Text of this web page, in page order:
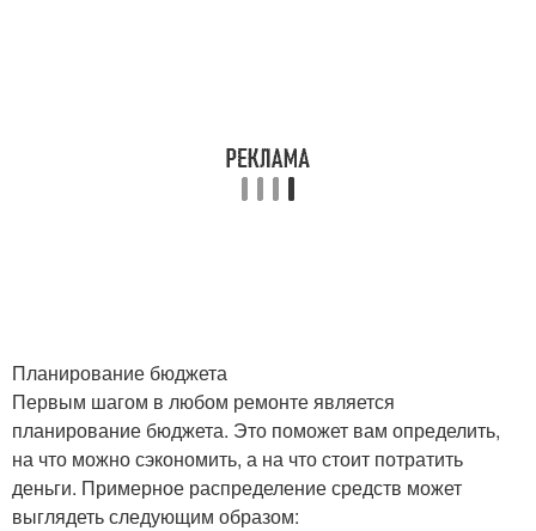
Планирование бюджета
Первым шагом в любом ремонте является
планирование бюджета. Это поможет вам определить,
на что можно сэкономить, а на что стоит потратить
деньги. Примерное распределение средств может
выглядеть следующим образом: